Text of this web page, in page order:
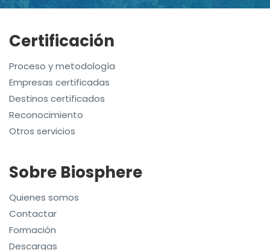
Certificación
Proceso y metodología
Empresas certificadas
Destinos certificados
Reconocimiento
Otros servicios
Sobre Biosphere
Quienes somos
Contactar
Formación
Descargas